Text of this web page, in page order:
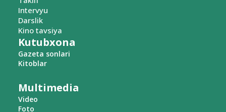
Intervyu
Darslik
Kino tavsiya
Kutubxona
Gazeta sonlari
Kitoblar
Multimedia
Video
Foto